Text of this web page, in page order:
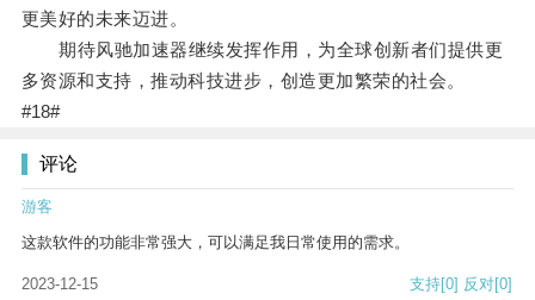
更美好的未来迈进。
期待风驰加速器继续发挥作用，为全球创新者们提供更
多资源和支持，推动科技进步，创造更加繁荣的社会。
#18#
评论
游客
这款软件的功能非常强大，可以满足我日常使用的需求。
2023-12-15 支持[0] 反对[0]